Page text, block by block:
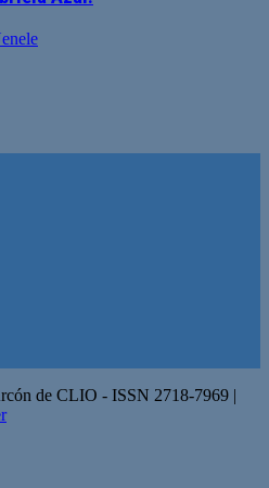
de CLIO - ISSN 2718-7969 |